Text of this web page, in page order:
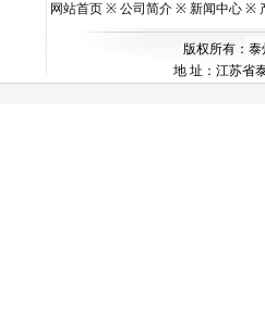
网站首页 ※ 公司简介 ※ 新闻中心 ※
版权所有：泰
地 址：江苏省